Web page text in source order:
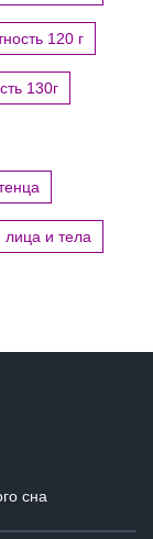
120 г
130г
и тела
сна